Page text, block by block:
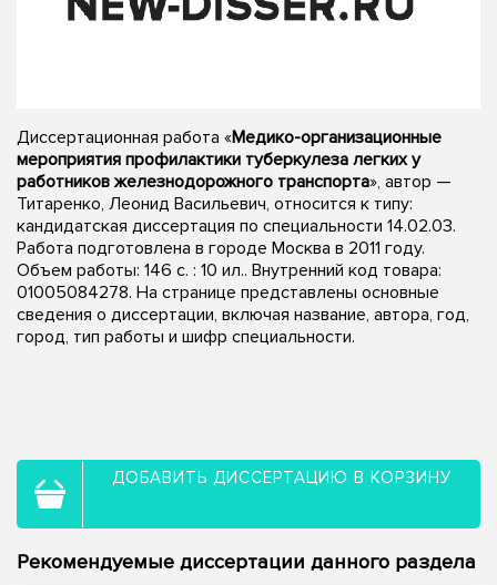
Диссертационная работа «Медико-организационные
мероприятия профилактики туберкулеза легких у
работников железнодорожного транспорта», автор —
Титаренко, Леонид Васильевич, относится к типу:
кандидатская диссертация по специальности 14.02.03.
Работа подготовлена в городе Москва в 2011 году.
Объем работы: 146 с. : 10 ил.. Внутренний код товара:
01005084278. На странице представлены основные
сведения о диссертации, включая название, автора, год,
город, тип работы и шифр специальности.
ДОБАВИТЬ ДИССЕРТАЦИЮ В КОРЗИНУ
Рекомендуемые диссертации данного раздела